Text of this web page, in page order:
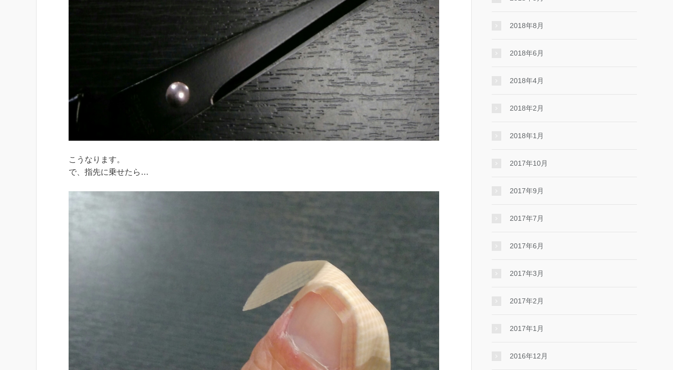
こうなります。
で、指先に乗せたら…
2018年8月
2018年6月
2018年4月
2018年2月
2018年1月
2017年10月
2017年9月
2017年7月
2017年6月
2017年3月
2017年2月
2017年1月
2016年12月